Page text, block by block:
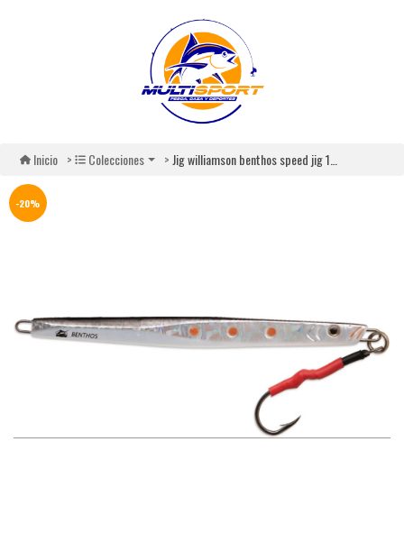
Inicio Colecciones Jig williamson benthos speed jig 150g
-20%